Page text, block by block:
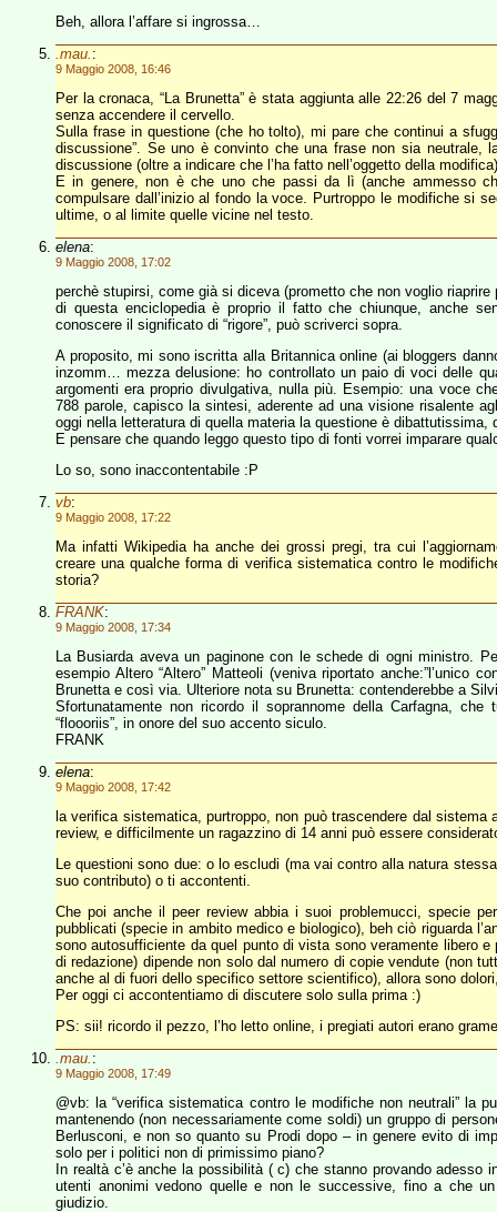
Beh, allora l’affare si ingrossa…
.mau. :
9 Maggio 2008, 16:46
Per la cronaca, “La Brunetta” è stata aggiunta alle 22:26 del 7
senza accendere il cervello.
Sulla frase in questione (che ho tolto), mi pare che continui a
discussione”. Se uno è convinto che una frase non sia neutrale,
discussione (oltre a indicare che l’ha fatto nell’oggetto della
E in genere, non è che uno che passi da lì (anche ammesso
compulsare dall’inizio al fondo la voce. Purtroppo le modifiche si
ultime, o al limite quelle vicine nel testo.
elena:
9 Maggio 2008, 17:02
perchè stupirsi, come già si diceva (prometto che non voglio
di questa enciclopedia è proprio il fatto che chiunque, anche
conoscere il significato di “rigore”, può scriverci sopra.
A proposito, mi sono iscritta alla Britannica online (ai bloggers
inzomm… mezza delusione: ho controllato un paio di voci delle
argomenti era proprio divulgativa, nulla più. Esempio: una voce
788 parole, capisco la sintesi, aderente ad una visione risalente
oggi nella letteratura di quella materia la questione è dibattutissima,
E pensare che quando leggo questo tipo di fonti vorrei imparare
Lo so, sono inaccontentabile :P
vb:
9 Maggio 2008, 17:22
Ma infatti Wikipedia ha anche dei grossi pregi, tra cui
creare una qualche forma di verifica sistematica contro le
storia?
FRANK:
9 Maggio 2008, 17:34
La Busiarda aveva un paginone con le schede di ogni ministro.
esempio Altero “Altero” Matteoli (veniva riportato anche:”l’unico
Brunetta e così via. Ulteriore nota su Brunetta: contenderebbe a
Sfortunatamente non ricordo il soprannome della Carfagna,
“floooriis”, in onore del suo accento siculo.
FRANK
elena:
9 Maggio 2008, 17:42
la verifica sistematica, purtroppo, non può trascendere dal
review, e difficilmente un ragazzino di 14 anni può essere
Le questioni sono due: o lo escludi (ma vai contro alla natura
suo contributo) o ti accontenti.
Che poi anche il peer review abbia i suoi problemucci, specie
pubblicati (specie in ambito medico e biologico), beh ciò riguarda
sono autosufficiente da quel punto di vista sono veramente libero
di redazione) dipende non solo dal numero di copie vendute (non
anche al di fuori dello specifico settore scientifico), allora sono
Per oggi ci accontentiamo di discutere solo sulla prima :)
PS: sii! ricordo il pezzo, l’ho letto online, i pregiati autori erano
.mau. :
9 Maggio 2008, 17:49
@vb: la “verifica sistematica contro le modifiche non neutrali” la
mantenendo (non necessariamente come soldi) un gruppo di
Berlusconi, e non so quanto su Prodi dopo – in genere evito di
solo per i politici non di primissimo piano?
In realtà c’è anche la possibilità ( c) che stanno provando adesso
utenti anonimi vedono quelle e non le successive, fino a che
giudizio.